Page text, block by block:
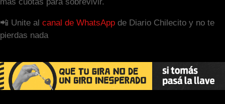
más cuotas para sobrevivir.
📲 Unite al canal de WhatsApp de Diario Chilecito y no te
pierdas nada